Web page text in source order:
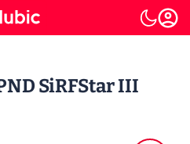
SiRFStar III